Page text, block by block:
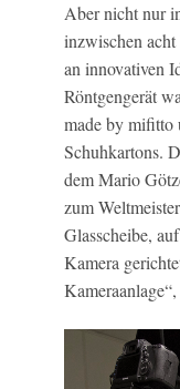
Aber nicht nur
inzwischen
an innovativen
Röntgengerät
made by mifitto
Schuhkartons.
dem Mario
zum
Glasscheibe,
Kamera